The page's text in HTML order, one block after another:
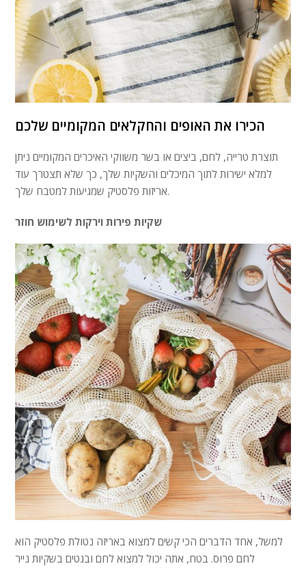
הכירו את האופים והחקלאים המקומיים שלכם
תוצרת טרייה, לחם, ביצים או בשר משווקי האיכרים המקומיים ניתן
למלא ישירות לתוך המיכלים והשקיות שלך, כך שלא תצטרך עוד
אריזות פלסטיק שמגיעות למטבח שלך.
שקיות פירות וירקות לשימוש חוזר
למשל, אחד הדברים הכי קשים למצוא באריזה נטולת פלסטיק הוא
לחם פרוס. בטח, אתה יכול למצוא לחם ובגטים בשקיות נייר